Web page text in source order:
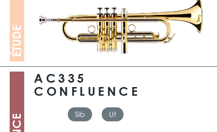
ÉTUDE
AC335
CONFLUENCE
Sib Ut